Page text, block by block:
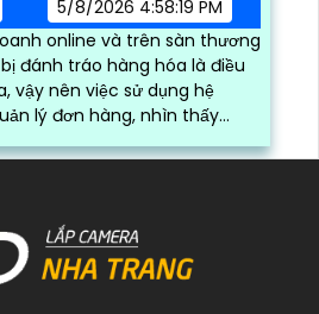
5/8/2026 4:58:19 PM
online và trên sàn thương
đánh tráo hàng hóa là điều
vậy nên việc sử dụng hệ
lý đơn hàng, nhìn thấy
cũng được ghi lại một cách